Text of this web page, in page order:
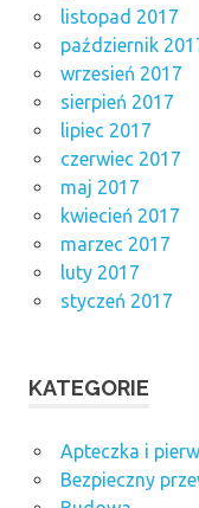
listopad 2017
październik
wrzesień 2017
sierpień 2017
lipiec 2017
czerwiec 2017
maj 2017
kwiecień 2017
marzec 2017
luty 2017
styczeń 2017
KATEGORIE
Apteczka i
Bezpieczny